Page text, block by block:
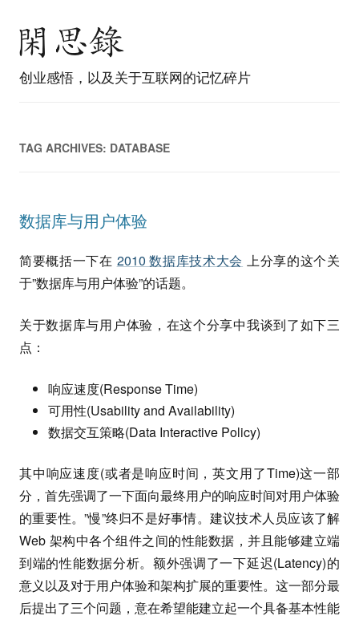
创业感悟，以及关于互联网的记忆碎片
TAG ARCHIVES: DATABASE
数据库与用户体验
简要概括一下在 2010 数据库技术大会 上分享的这个关
于”数据库与用户体验”的话题。
关于数据库与用户体验，在这个分享中我谈到了如下三
点：
响应速度(Response Time)
可用性(Usability and Availability)
数据交互策略(Data Interactive Policy)
其中响应速度(或者是响应时间，英文用了Time)这一部
分，首先强调了一下面向最终用户的响应时间对用户体验
的重要性。”慢”终归不是好事情。建议技术人员应该了解
Web 架构中各个组件之间的性能数据，并且能够建立端
到端的性能数据分析。额外强调了一下延迟(Latency)的
意义以及对于用户体验和架构扩展的重要性。这一部分最
后提出了三个问题，意在希望能建立起一个具备基本性能